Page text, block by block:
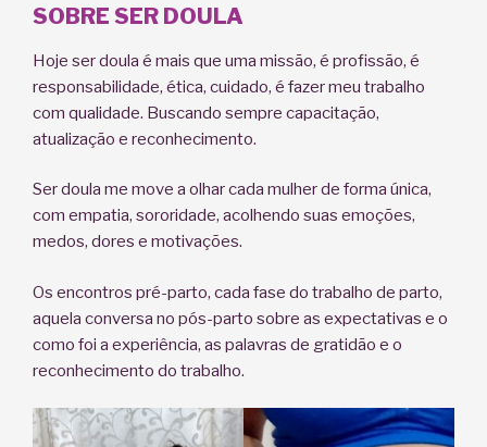
SOBRE SER DOULA
Hoje ser doula é mais que uma missão, é profissão, é
responsabilidade, ética, cuidado, é fazer meu trabalho
com qualidade. Buscando sempre capacitação,
atualização e reconhecimento.
Ser doula me move a olhar cada mulher de forma única,
com empatia, sororidade, acolhendo suas emoções,
medos, dores e motivações.
Os encontros pré-parto, cada fase do trabalho de parto,
aquela conversa no pós-parto sobre as expectativas e o
como foi a experiência, as palavras de gratidão e o
reconhecimento do trabalho.